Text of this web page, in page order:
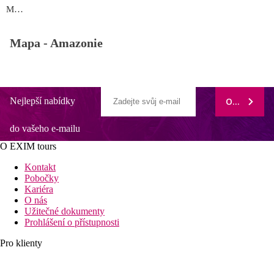
Manaus
Mapa - Amazonie
Nejlepší nabídky
do vašeho e-mailu
ODEBÍRAT
O EXIM tours
Kontakt
Pobočky
Kariéra
O nás
Užitečné dokumenty
Prohlášení o přístupnosti
Pro klienty